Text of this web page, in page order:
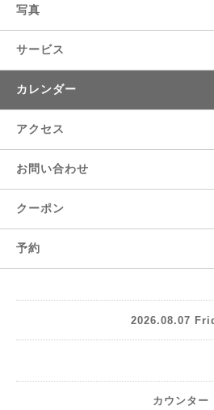
写真
サービス
カレンダー
アクセス
お問い合わせ
クーポン
予約
2026.08.07
カウンター